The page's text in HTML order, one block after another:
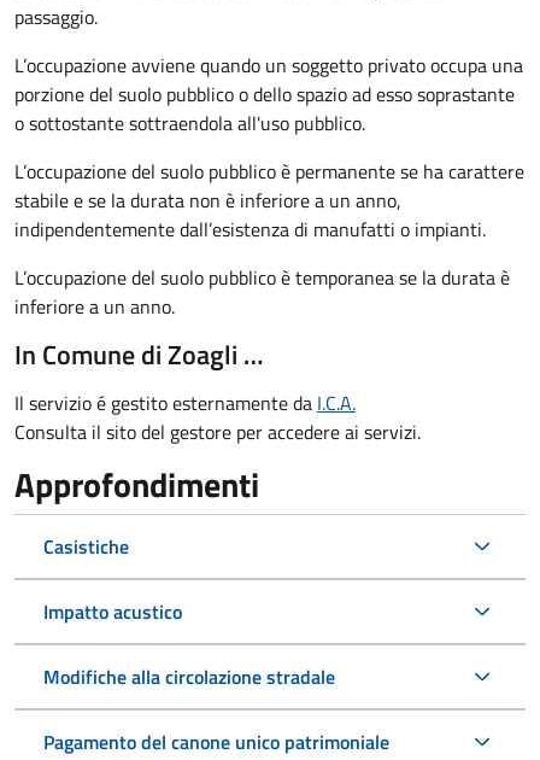
passaggio.
L’occupazione avviene quando un soggetto privato occupa una
porzione del suolo pubblico o dello spazio ad esso soprastante
o sottostante sottraendola all'uso pubblico.
L’occupazione del suolo pubblico è permanente se ha carattere
stabile e se la durata non è inferiore a un anno,
indipendentemente dall’esistenza di manufatti o impianti.
L’occupazione del suolo pubblico è temporanea se la durata è
inferiore a un anno.
In Comune di Zoagli …
Il servizio é gestito esternamente da I.C.A.
Consulta il sito del gestore per accedere ai servizi.
Approfondimenti
Casistiche
Impatto acustico
Modifiche alla circolazione stradale
Pagamento del canone unico patrimoniale